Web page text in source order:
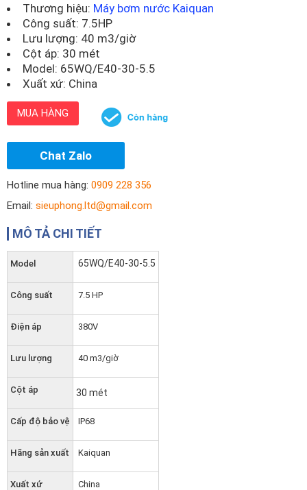
Thương hiệu: Máy bơm nước Kaiquan
Công suất: 7.5HP
Lưu lượng: 40 m3/giờ
Cột áp: 30 mét
Model: 65WQ/E40-30-5.5
Xuất xứ: China
MUA HÀNG
Chat Zalo
Hotline mua hàng: 0909 228 356
Email: sieuphong.ltd@gmail.com
MÔ TẢ CHI TIẾT
Model 65WQ/E40-30-5.5
Công suất 7.5 HP
Điện áp 380V
Lưu lượng 40 m3/giờ
Cột áp 30 mét
Cấp độ bảo vệ IP68
Hãng sản xuất Kaiquan
Xuất xứ China